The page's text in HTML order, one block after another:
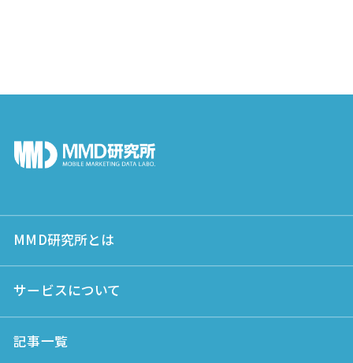
MMD研究所とは
サービスについて
記事一覧